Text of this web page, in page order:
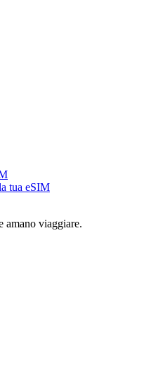
tua eSIM
amano viaggiare.